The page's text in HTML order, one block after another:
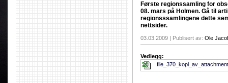
Første regionssamling for
08. mars på Holmen. Gå til
regionsssamlingene dette
nettsider.
03.03.2009 | Publisert av: Ole
Vedlegg: